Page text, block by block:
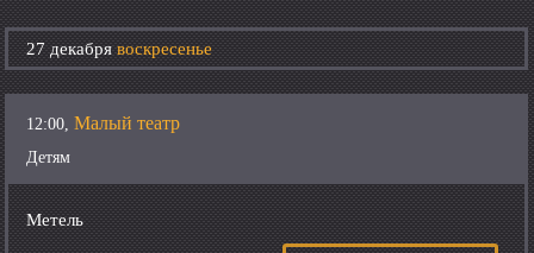
27 декабрявоскресенье
12:00,Малый театр
Детям
Метель